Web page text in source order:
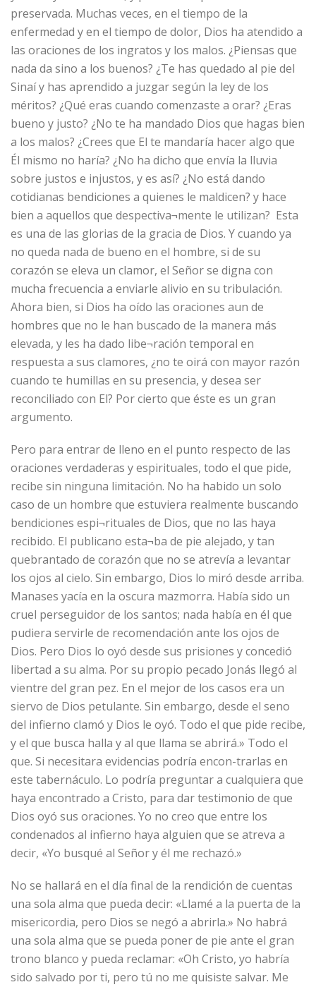
preservada. Muchas veces, en el tiempo de la
enfermedad y en el tiempo de dolor, Dios ha atendido a
las oraciones de los ingratos y los malos. ¿Piensas que
nada da sino a los buenos? ¿Te has quedado al pie del
Sinaí y has aprendido a juzgar según la ley de los
méritos? ¿Qué eras cuando comenzaste a orar? ¿Eras
bueno y justo? ¿No te ha mandado Dios que hagas bien
a los malos? ¿Crees que El te mandaría hacer algo que
Él mismo no haría? ¿No ha dicho que envía la lluvia
sobre justos e injustos, y es así? ¿No está dando
cotidianas bendiciones a quienes le maldicen? y hace
bien a aquellos que despectiva¬mente le utilizan? Esta
es una de las glorias de la gracia de Dios. Y cuando ya
no queda nada de bueno en el hombre, si de su
corazón se eleva un clamor, el Señor se digna con
mucha frecuencia a enviarle alivio en su tribulación.
Ahora bien, si Dios ha oído las oraciones aun de
hombres que no le han buscado de la manera más
elevada, y les ha dado libe¬ración temporal en
respuesta a sus clamores, ¿no te oirá con mayor razón
cuando te humillas en su presencia, y desea ser
reconciliado con El? Por cierto que éste es un gran
argumento.
Pero para entrar de lleno en el punto respecto de las
oraciones verdaderas y espirituales, todo el que pide,
recibe sin ninguna limitación. No ha habido un solo
caso de un hombre que estuviera realmente buscando
bendiciones espi¬rituales de Dios, que no las haya
recibido. El publicano esta¬ba de pie alejado, y tan
quebrantado de corazón que no se atrevía a levantar
los ojos al cielo. Sin embargo, Dios lo miró desde arriba.
Manases yacía en la oscura mazmorra. Había sido un
cruel perseguidor de los santos; nada había en él que
pudiera servirle de recomendación ante los ojos de
Dios. Pero Dios lo oyó desde sus prisiones y concedió
libertad a su alma. Por su propio pecado Jonás llegó al
vientre del gran pez. En el mejor de los casos era un
siervo de Dios petulante. Sin embargo, desde el seno
del infierno clamó y Dios le oyó. Todo el que pide recibe,
y el que busca halla y al que llama se abrirá.» Todo el
que. Si necesitara evidencias podría encon-trarlas en
este tabernáculo. Lo podría preguntar a cualquiera que
haya encontrado a Cristo, para dar testimonio de que
Dios oyó sus oraciones. Yo no creo que entre los
condenados al infierno haya alguien que se atreva a
decir, «Yo busqué al Señor y él me rechazó.»
No se hallará en el día final de la rendición de cuentas
una sola alma que pueda decir: «Llamé a la puerta de la
misericordia, pero Dios se negó a abrirla.» No habrá
una sola alma que se pueda poner de pie ante el gran
trono blanco y pueda reclamar: «Oh Cristo, yo habría
sido salvado por ti, pero tú no me quisiste salvar. Me